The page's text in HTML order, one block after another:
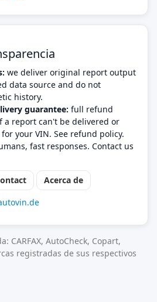
we deliver original report output
data source and do not
history.
guarantee: full refund
a report can't be delivered or
your VIN. See refund policy.
fast responses. Contact us
Acerca de
CARFAX, AutoCheck, Copart,
registradas de sus respectivos